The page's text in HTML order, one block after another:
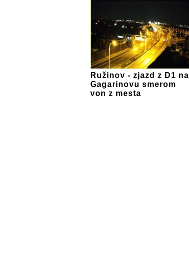
Ružinov - zjazd z D1 na
Gagarinovu smerom
von z mesta